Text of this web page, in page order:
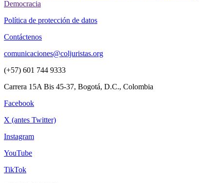
Política de protección de datos
Contáctenos
comunicaciones@coljuristas.org
(+57) 601 744 9333
Carrera 15A Bis 45-37, Bogotá, D.C., Colombia
Facebook
X (antes Twitter)
Instagram
YouTube
TikTok